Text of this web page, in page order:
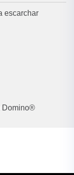
escarchar
Domino®